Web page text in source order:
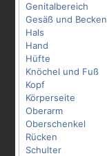
Genitalbereich
Gesäß und Becken
Hals
Hand
Hüfte
Knöchel und Fuß
Kopf
Körperseite
Oberarm
Oberschenkel
Rücken
Schulter